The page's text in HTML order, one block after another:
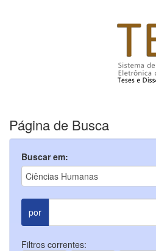
Página de Busca
Buscar em:
por
Filtros correntes: